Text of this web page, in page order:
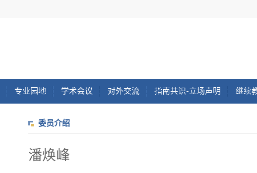
专业园地 学术会议 对外交流 指南共识-立场声明 继续
委员介绍
潘焕峰